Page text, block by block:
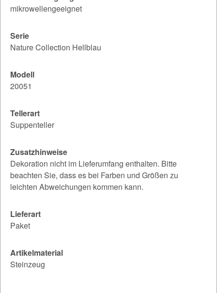
mikrowellengeeignet
Serie
Nature Collection Hellblau
Modell
20051
Tellerart
Suppenteller
Zusatzhinweise
Dekoration nicht im Lieferumfang enthalten. Bitte
beachten Sie, dass es bei Farben und Größen zu
leichten Abweichungen kommen kann.
Lieferart
Paket
Artikelmaterial
Steinzeug